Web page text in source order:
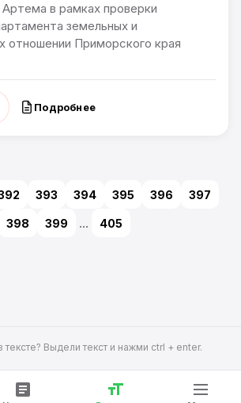
в рамках проверки
земельных и
отношении Приморского края
Подробнее
393 394 395 396 397
398 399 ... 405
Выдели текст и нажми ctrl + enter.